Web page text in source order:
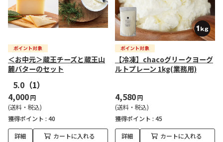
＜お中元＞蔵王チーズと蔵王山
麓バターのセット
5.0 （1）
4,000円
(送料・税込)
獲得ポイント : 40
詳細 カートに入れる
【冷凍】chacoグリークヨーグ
ルトプレーン 1kg(業務用)
4,580円
(送料・税込)
獲得ポイント : 45
詳細 カートに入れる